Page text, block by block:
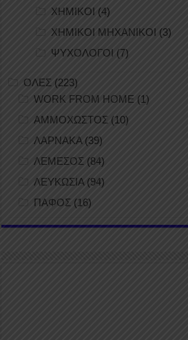
ΧΗΜΙΚΟΙ (4)
ΧΗΜΙΚΟΙ ΜΗΧΑΝΙΚΟΙ (3)
ΨΥΧΟΛΟΓΟΙ (7)
ΟΛΕΣ (223)
WORK FROM HOME (1)
ΑΜΜΟΧΩΣΤΟΣ (10)
ΛΑΡΝΑΚΑ(39)
ΛΕΜΕΣΟΣ (84)
ΛΕΥΚΩΣΙΑ(94)
ΠΑΦΟΣ (16)